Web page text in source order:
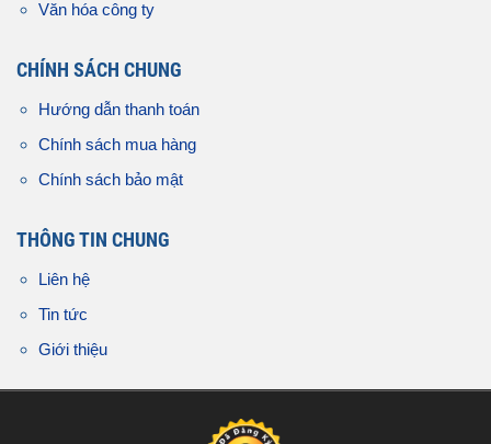
Văn hóa công ty
CHÍNH SÁCH CHUNG
Hướng dẫn thanh toán
Chính sách mua hàng
Chính sách bảo mật
THÔNG TIN CHUNG
Liên hệ
Tin tức
Giới thiệu